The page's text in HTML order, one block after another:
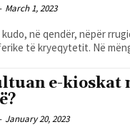
- March 1, 2023
të kryeqytetit. Në
e-kioskat
- January 20, 2023